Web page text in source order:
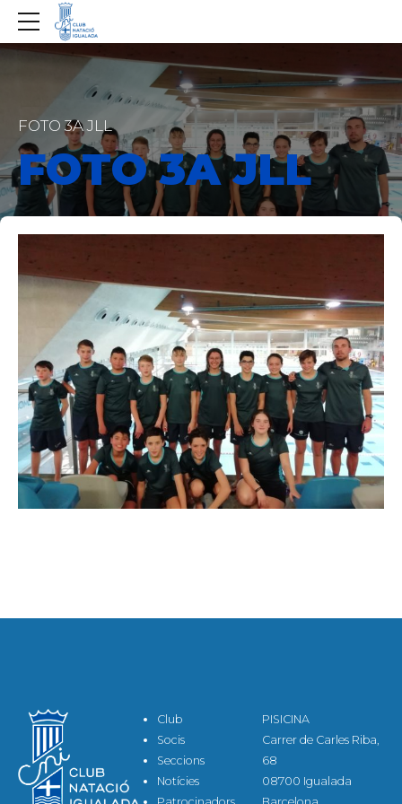
FOTO 3A JLL
FOTO 3A JLL
Club
Socis
Seccions
Notícies
PISICINA
Carrer de Carles Riba,
68
08700 Igualada